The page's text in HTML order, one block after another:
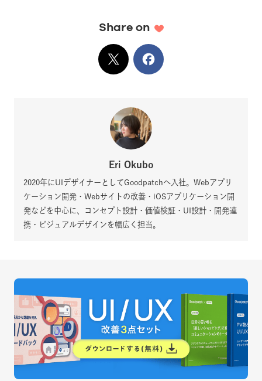
Share on
XでシェアFacebook
Eri Okubo
2020年にUIデザイナーとしてGoodpatchへ入社。Webアプリ
ケーション開発・Webサイトの改善・iOSアプリケーション開
発などを中心に、コンセプト設計・価値検証・UI設計・開発連
携・ビジュアルデザインを幅広く担当。